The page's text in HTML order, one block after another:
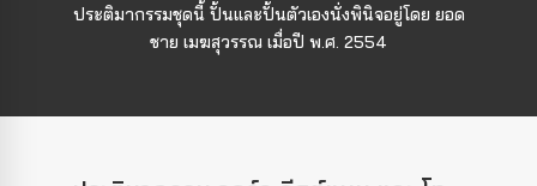
ประติมากรรมชุดนี้ ปั้นและปั้นตัวเองนั่งพินิจอยู่โดย ยอด
ชาย เมฆสุวรรณ เมื่อปี พ.ศ. 2554